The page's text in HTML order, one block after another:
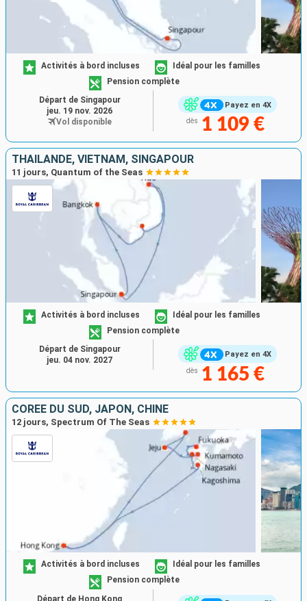
Payez en 4X
Activités à bord incluses
Idéal pour les familles
Pension complète
dès 1 109 €
Départ de Singapour
jeu. 19 nov. 2026
Vol disponible
THAÏLANDE, VIETNAM, SINGAPOUR
11 jours, Quantum of the Seas
Payez en 4X
Activités à bord incluses
Idéal pour les familles
Pension complète
dès 1 165 €
Départ de Singapour
jeu. 04 nov. 2027
CORÉE DU SUD, JAPON, CHINE
12 jours, Spectrum Of The Seas
Activités à bord incluses
Idéal pour les familles
Pension complète
Départ de Hong Kong